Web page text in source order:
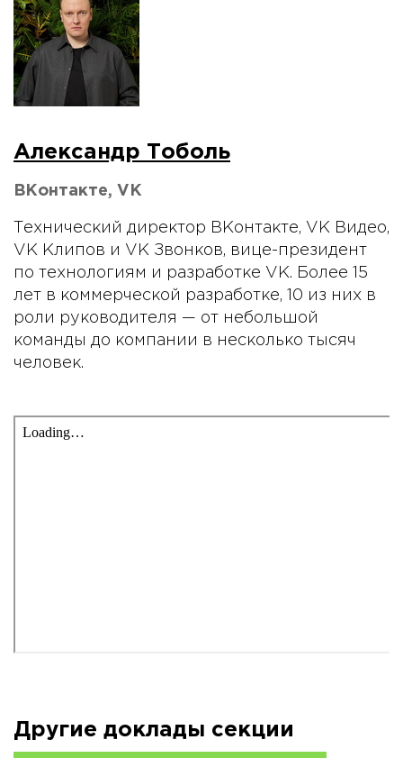
Александр Тоболь
ВКонтакте, VK
Технический директор ВКонтакте, VK Видео,
VK Клипов и VK Звонков, вице-президент
по технологиям и разработке VK. Более 15
лет в коммерческой разработке, 10 из них в
роли руководителя — от небольшой
команды до компании в несколько тысяч
человек.
Другие доклады секции